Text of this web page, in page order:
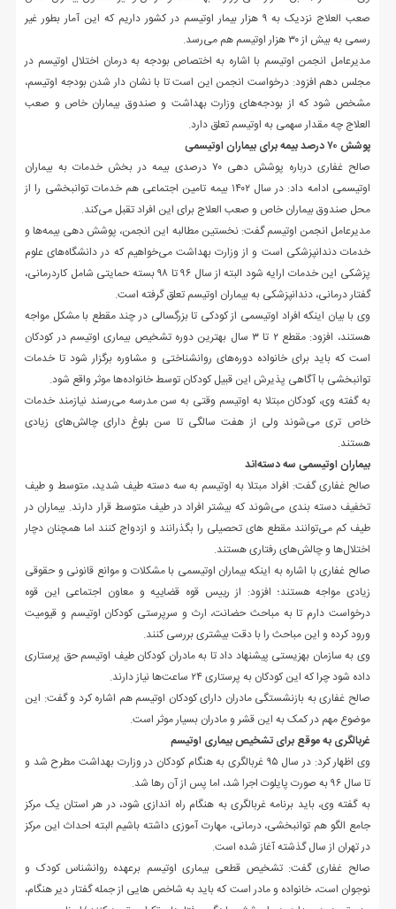
صعب العلاج نزدیک به ۹ هزار بیمار اوتیسم در کشور داریم که این آمار بطور غیر
رسمی به بیش از ۳۰ هزار اوتیسم هم می‌رسد.
مدیرعامل انجمن اوتیسم با اشاره به اختصاص بودجه به درمان اختلال اوتیسم در
مجلس دهم افزود: درخواست انجمن این است تا با نشان دار شدن بودجه اوتیسم،
مشخص شود که از بودجه‌های وزارت بهداشت و صندوق بیماران خاص و صعب
العلاج چه مقدار سهمی به اوتیسم تعلق دارد.
پوشش ۷۰ درصد بیمه برای بیماران اوتیسمی
صالح غفاری درباره پوشش دهی ۷۰ درصدی بیمه در بخش خدمات به بیماران
اوتیسمی ادامه داد: در سال ۱۴۰۲ بیمه تامین اجتماعی هم خدمات توانبخشی را از
محل صندوق بیماران خاص و صعب العلاج برای این افراد تقبل می‌کند.
مدیرعامل انجمن اوتیسم گفت: نخستین مطالبه این انجمن، پوشش دهی بیمه‌ها و
خدمات دندانپزشکی است و از وزارت بهداشت می‌خواهیم که در دانشگاه‌های علوم
پزشکی این خدمات ارایه شود البته از سال ۹۶ تا ۹۸ بسته حمایتی شامل کاردرمانی،
گفتار درمانی، دندانپزشکی به بیماران اوتیسم تعلق گرفته است.
وی با بیان اینکه افراد اوتیسمی از کودکی تا بزرگسالی در چند مقطع با مشکل مواجه
هستند، افزود: مقطع ۲ تا ۳ سال بهترین دوره تشخیص بیماری اوتیسم در کودکان
است که باید برای خانواده دوره‌های روانشناختی و مشاوره برگزار شود تا خدمات
توانبخشی با آگاهی پذیرش این قبیل کودکان توسط خانواده‌ها موثر واقع شود.
به گفته وی، کودکان مبتلا به اوتیسم وقتی به سن مدرسه می‌رسند نیازمند خدمات
خاص تری می‌شوند ولی از هفت سالگی تا سن بلوغ دارای چالش‌های زیادی
هستند.
بیماران اوتیسمی سه دسته‌اند
صالح غفاری گفت: افراد مبتلا به اوتیسم به سه دسته طیف شدید، متوسط و طیف
تخفیف دسته بندی می‌شوند که بیشتر افراد در طیف متوسط قرار دارند. بیماران در
طیف کم می‌توانند مقطع های تحصیلی را بگذرانند و ازدواج کنند اما همچنان دچار
اختلال‌ها و چالش‌های رفتاری هستند.
صالح غفاری با اشاره به اینکه بیماران اوتیسمی با مشکلات و موانع قانونی و حقوقی
زیادی مواجه هستند؛ افزود: از رییس قوه قضاییه و معاون اجتماعی این قوه
درخواست دارم تا به مباحث حضانت، ارث و سرپرستی کودکان اوتیسم و قیومیت
ورود کرده و این مباحث را با دقت بیشتری بررسی کنند.
وی به سازمان بهزیستی پیشنهاد داد تا به مادران کودکان طیف اوتیسم حق پرستاری
داده شود چرا که این کودکان به پرستاری ۲۴ ساعت‌ها نیاز دارند.
صالح غفاری به بازنشستگی مادران دارای کودکان اوتیسم هم اشاره کرد و گفت: این
موضوع مهم در کمک به این قشر و مادران بسیار موثر است.
غربالگری به موقع برای تشخیص بیماری اوتیسم
وی اظهار کرد: در سال ۹۵ غربالگری به هنگام کودکان در وزارت بهداشت مطرح شد و
تا سال ۹۶ به صورت پایلوت اجرا شد، اما پس از آن رها شد.
به گفته وی، باید برنامه غربالگری به هنگام راه اندازی شود، در هر استان یک مرکز
جامع الگو هم توانبخشی، درمانی، مهارت آموزی داشته باشیم البته احداث این مرکز
در تهران از سال گذشته آغاز شده است.
صالح غفاری گفت: تشخیص قطعی بیماری اوتیسم برعهده روانشناس کودک و
نوجوان است، خانواده و مادر است که باید به شاخص هایی از جمله گفتار دیر هنگام،